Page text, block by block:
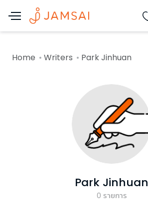
Home Writers Park Jinhuan
Park Jinhuan
0 รายการ